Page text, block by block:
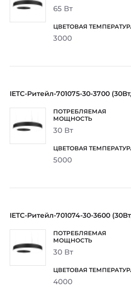
65 Вт
3000
IETC-Ритейл-701075-30-3700
30 Вт
5000
IETC-Ритейл-701074-30-3600
30 Вт
4000